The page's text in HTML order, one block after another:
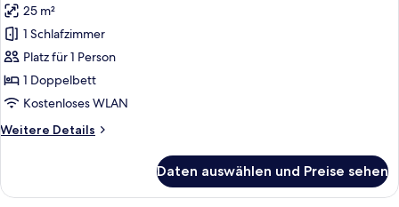
für
Single
Suite
anzeigen
25 m²
1 Schlafzimmer
Platz für 1 Person
1 Doppelbett
Kostenloses WLAN
Weitere Details
Weitere
Suite
Daten auswählen und Preise sehen